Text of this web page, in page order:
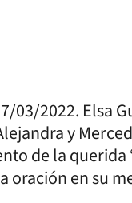
03/2022. Elsa
y
de la querida
oración en su